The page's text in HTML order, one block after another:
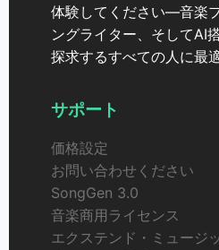
体験してください—音楽
ングライター、そしてAI
探求するすべての人に最
サポート
価格設定
お問い合わせください
SongGen 3.0
音楽商用ライセンス
エクステンド・ミュージ